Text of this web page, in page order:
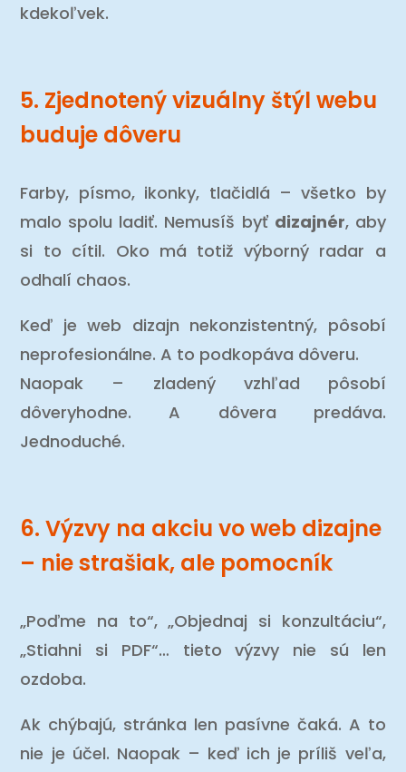
kdekoľvek.
5. Zjednotený vizuálny štýl webu
buduje dôveru
Farby, písmo, ikonky, tlačidlá – všetko by
malo spolu ladiť. Nemusíš byť dizajnér, aby
si to cítil. Oko má totiž výborný radar a
odhalí chaos.
Keď je web dizajn nekonzistentný, pôsobí
neprofesionálne. A to podkopáva dôveru.
Naopak – zladený vzhľad pôsobí
dôveryhodne. A dôvera predáva.
Jednoduché.
6. Výzvy na akciu vo web dizajne
– nie strašiak, ale pomocník
„Poďme na to“, „Objednaj si konzultáciu“,
„Stiahni si PDF“… tieto výzvy nie sú len
ozdoba.
Ak chýbajú, stránka len pasívne čaká. A to
nie je účel. Naopak – keď ich je príliš veľa,